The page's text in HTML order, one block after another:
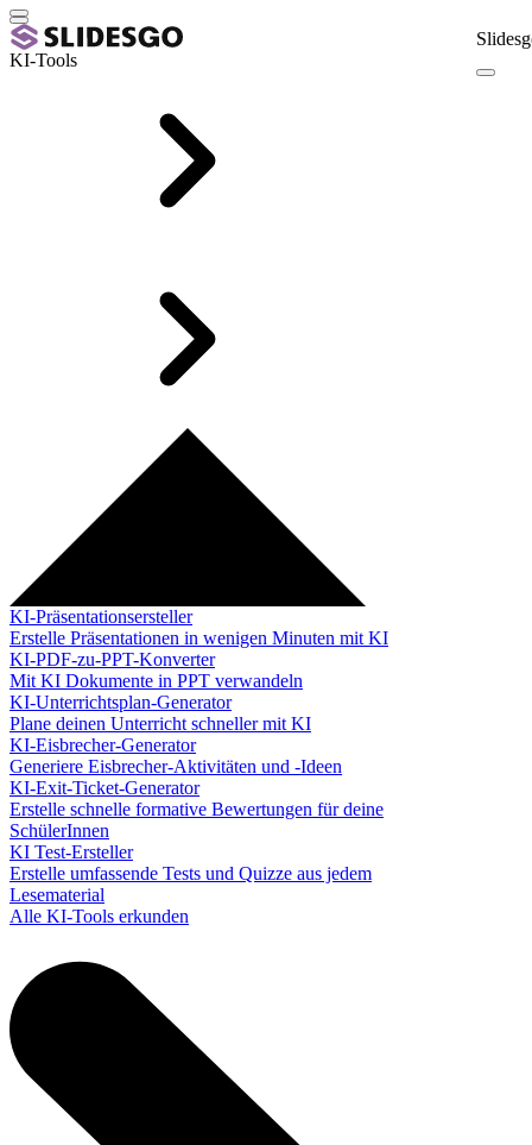
KI-Tools
KI-Präsentationsersteller
Erstelle Präsentationen in wenigen Minuten mit KI
KI-PDF-zu-PPT-Konverter
Mit KI Dokumente in PPT verwandeln
KI-Unterrichtsplan-Generator
Plane deinen Unterricht schneller mit KI
KI-Eisbrecher-Generator
Generiere Eisbrecher-Aktivitäten und -Ideen
KI-Exit-Ticket-Generator
Erstelle schnelle formative Bewertungen für deine
SchülerInnen
KI Test-Ersteller
Erstelle umfassende Tests und Quizze aus jedem
Lesematerial
Alle KI-Tools erkunden